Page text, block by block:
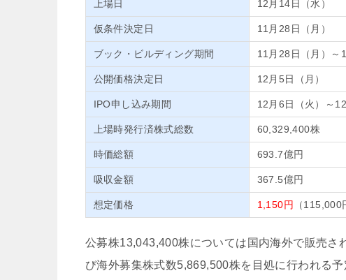
上場日 12月14日（水）
仮条件決定日 11月28日（月）
ブック・ビルディング期間 11月28日（月）～
公開価格決定日 12月5日（月）
IPO申し込み期間 12月6日（火）～
上場時発行済株式総数 60,329,400株
時価総額 693.7億円
吸収金額 367.5億円
想定価格 1,150円 （115,000
公募株13,043,400株については国内海外で販売さ
び海外募集株式数5,869,500株を目処に行われる